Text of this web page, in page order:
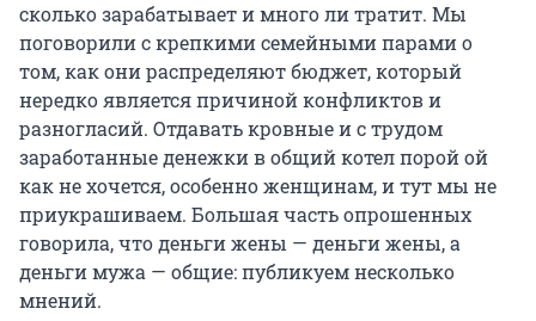
сколько зарабатывает и много ли тратит. Мы
поговорили с крепкими семейными парами о
том, как они распределяют бюджет, который
нередко является причиной конфликтов и
разногласий. Отдавать кровные и с трудом
заработанные денежки в общий котел порой ой
как не хочется, особенно женщинам, и тут мы не
приукрашиваем. Большая часть опрошенных
говорила, что деньги жены — деньги жены, а
деньги мужа — общие: публикуем несколько
мнений.